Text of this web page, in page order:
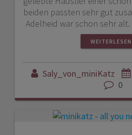
beiden passten sehr gut
Adelheid war schon sehr
WEITERLESEN
Saly_von_miniKatz
0